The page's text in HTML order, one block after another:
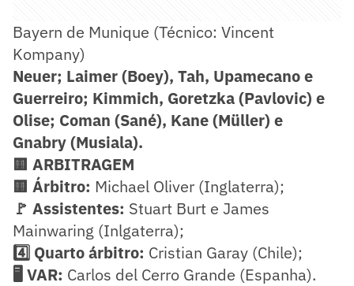
Bayern de Munique (Técnico: Vincent
Kompany)
Neuer; Laimer (Boey), Tah, Upamecano e
Guerreiro; Kimmich, Goretzka (Pavlovic) e
Olise; Coman (Sané), Kane (Müller) e
Gnabry(Musiala).
🟨 ARBITRAGEM
🟨 Árbitro: Michael Oliver (Inglaterra);
🚩 Assistentes: Stuart Burt e James
Mainwaring (Inlgaterra);
4️⃣ Quarto árbitro: Cristian Garay (Chile);
🖥️ VAR: Carlos del Cerro Grande (Espanha).